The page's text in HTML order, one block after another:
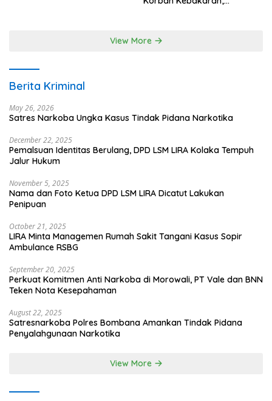
View More
Berita Kriminal
May 26, 2026
Satres Narkoba Ungka Kasus Tindak Pidana Narkotika
December 22, 2025
Pemalsuan Identitas Berulang, DPD LSM LIRA Kolaka Tempuh
Jalur Hukum
November 5, 2025
Nama dan Foto Ketua DPD LSM LIRA Dicatut Lakukan
Penipuan
October 21, 2025
LIRA Minta Managemen Rumah Sakit Tangani Kasus Sopir
Ambulance RSBG
September 20, 2025
Perkuat Komitmen Anti Narkoba di Morowali, PT Vale dan BNN
Teken Nota Kesepahaman
August 22, 2025
Satresnarkoba Polres Bombana Amankan Tindak Pidana
Penyalahgunaan Narkotika
View More